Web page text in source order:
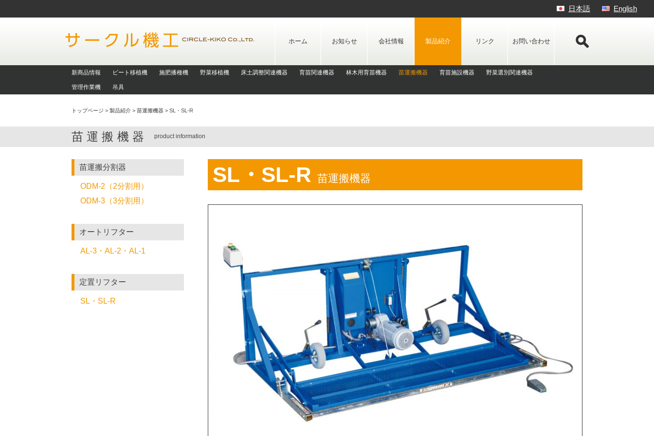
to
English
日本語
ホーム お知らせ 会社情報 製品紹介 リンク お問い合わせ
新商品情報 ビート移植機 施肥播種機 野菜移植機 床土調整関連機器 育苗関連機器 林木用育苗機器 苗運搬機器 育苗施設機器 野菜選別関連機器
管理作業機 吊具
トップページ > 製品紹介 > 苗運搬機器 > SL・SL-R
苗運搬機器product information
SL・SL-R苗運搬機器
苗運搬分割器
ODM-2（2分割用）
ODM-3（3分割用）
オートリフター
AL-3・AL-2・AL-1
定置リフター
SL・SL-R